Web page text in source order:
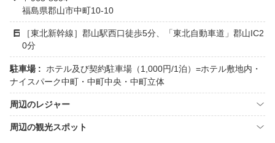
福島県郡山市中町10-10
［東北新幹線］郡山駅西口徒歩5分、「東北自動車道」郡山IC2
0分
駐車場 :
ホテル及び契約駐車場（1,000円/1泊）=ホテル敷地内・
ナイスパーク中町・中町中央・中町立体
周辺のレジャー
周辺の観光スポット